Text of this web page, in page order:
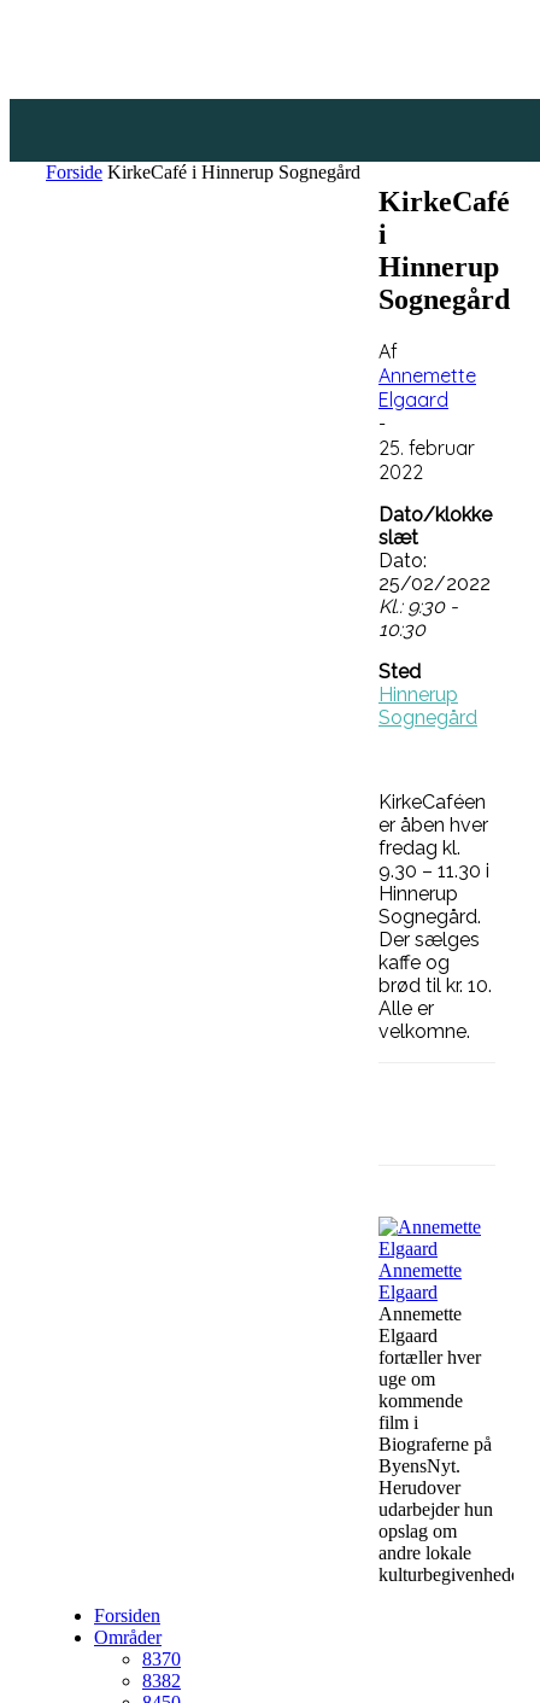
Forside KirkeCafé i Hinnerup Sognegård
KirkeCafé
i
Hinnerup
Sognegård
Af
Annemette
Elgaard
-
25. februar
2022
Dato/klokke
slæt
Dato:
25/02/2022
Kl.: 9:30 -
10:30
Sted
Hinnerup
Sognegård
KirkeCaféen
er åben hver
fredag kl.
9.30 – 11.30 i
Hinnerup
Sognegård.
Der sælges
kaffe og
brød til kr. 10.
Alle er
velkomne.
Annemette
Elgaard
Annemette
Elgaard
fortæller hver
uge om
kommende
film i
Biograferne på
ByensNyt.
Herudover
udarbejder hun
opslag om
andre lokale
kulturbegivenheder.
Forsiden
Områder
8370
8382